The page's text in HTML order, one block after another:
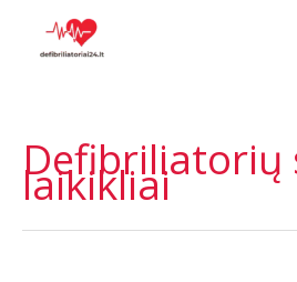
turinio
Defibriliatorių
laikikliai